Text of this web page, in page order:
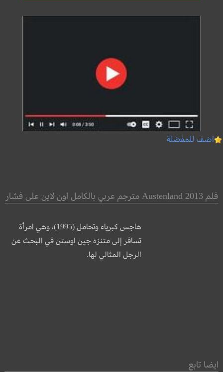
اضف للمفضلة
فلم Austenland 2013 مترجم عربي بالكامل اون لاين على فشار
هاجس كبرياء وتحامل (1995)، وهي امرأة
تسافر إلى متنزه جين اوستن في البحث عن
الرجل المثالي لها.
ايضا تابع